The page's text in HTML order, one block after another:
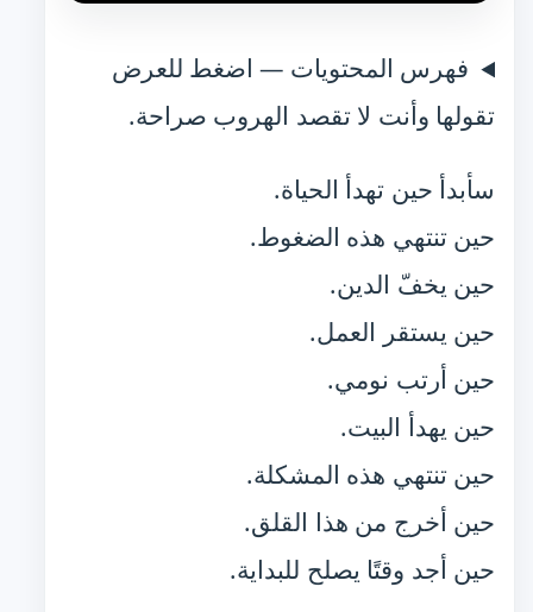
فهرس المحتويات — اضغط للعرض
تقولها وأنت لا تقصد الهروب صراحة.
سأبدأ حين تهدأ الحياة.
حين تنتهي هذه الضغوط.
حين يخفّ الدين.
حين يستقر العمل.
حين أرتب نومي.
حين يهدأ البيت.
حين تنتهي هذه المشكلة.
حين أخرج من هذا القلق.
حين أجد وقتًا يصلح للبداية.